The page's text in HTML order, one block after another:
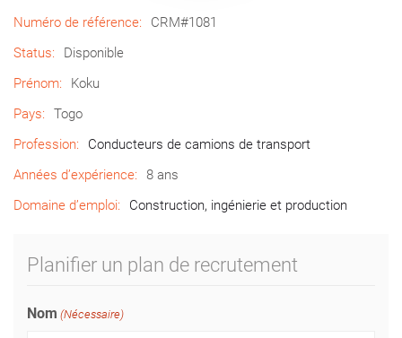
Numéro de référence:
CRM#1081
Status:
Disponible
Prénom:
Koku
Pays:
Togo
Profession:
Conducteurs de camions de transport
Années d’expérience:
8 ans
Domaine d’emploi:
Construction, ingénierie et production
Planifier un plan de recrutement
Nom (Nécessaire)